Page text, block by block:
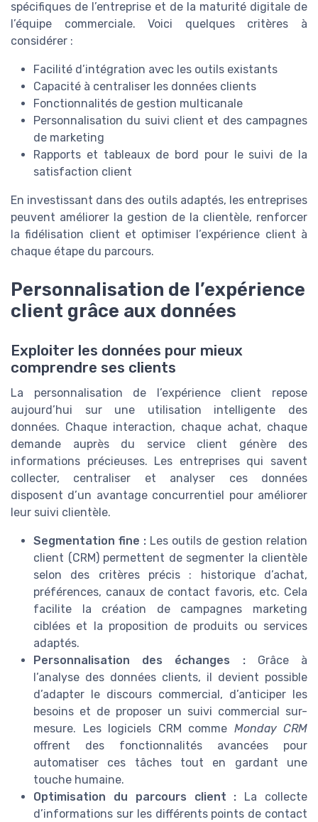
spécifiques de l’entreprise et de la maturité digitale de
l’équipe commerciale. Voici quelques critères à
considérer :
Facilité d’intégration avec les outils existants
Capacité à centraliser les données clients
Fonctionnalités de gestion multicanale
Personnalisation du suivi client et des campagnes
de marketing
Rapports et tableaux de bord pour le suivi de la
satisfaction client
En investissant dans des outils adaptés, les entreprises
peuvent améliorer la gestion de la clientèle, renforcer
la fidélisation client et optimiser l’expérience client à
chaque étape du parcours.
Personnalisation de l’expérience
client grâce aux données
Exploiter les données pour mieux
comprendre ses clients
La personnalisation de l’expérience client repose
aujourd’hui sur une utilisation intelligente des
données. Chaque interaction, chaque achat, chaque
demande auprès du service client génère des
informations précieuses. Les entreprises qui savent
collecter, centraliser et analyser ces données
disposent d’un avantage concurrentiel pour améliorer
leur suivi clientèle.
Segmentation fine : Les outils de gestion relation
client (CRM) permettent de segmenter la clientèle
selon des critères précis : historique d’achat,
préférences, canaux de contact favoris, etc. Cela
facilite la création de campagnes marketing
ciblées et la proposition de produits ou services
adaptés.
Personnalisation des échanges :Grâce à
l’analyse des données clients, il devient possible
d’adapter le discours commercial, d’anticiper les
besoins et de proposer un suivi commercial sur-
mesure. Les logiciels CRM comme Monday CRM
offrent des fonctionnalités avancées pour
automatiser ces tâches tout en gardant une
touche humaine.
Optimisation du parcours client : La collecte
d’informations sur les différents points de contact